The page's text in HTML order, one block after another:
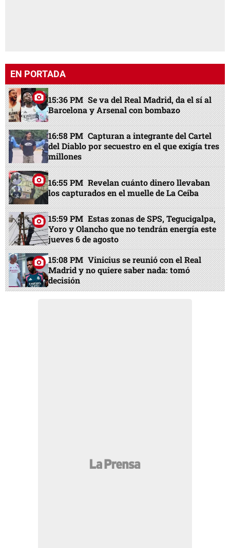
EN PORTADA
15:36 PM Se va del Real Madrid, da el sí al
Barcelona y Arsenal con bombazo
16:58 PM Capturan a integrante del Cartel
del Diablo por secuestro en el que exigía tres
millones
16:55 PM Revelan cuánto dinero llevaban
los capturados en el muelle de La Ceiba
15:59 PM Estas zonas de SPS, Tegucigalpa,
Yoro y Olancho que no tendrán energía este
jueves 6 de agosto
15:08 PM Vinicius se reunió con el Real
Madrid y no quiere saber nada: tomó
decisión